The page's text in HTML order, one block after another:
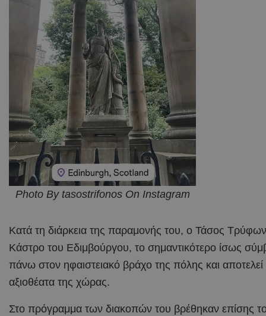
Photo By tasostrifonos On Instagram
Κατά τη διάρκεια της παραμονής του, ο Τάσος
Κάστρο του Εδιμβούργου, το σημαντικότερο ίσως
πάνω στον ηφαιστειακό βράχο της πόλης και
αξιοθέατα της χώρας.
Στο πρόγραμμα των διακοπών του βρέθηκαν επίσης